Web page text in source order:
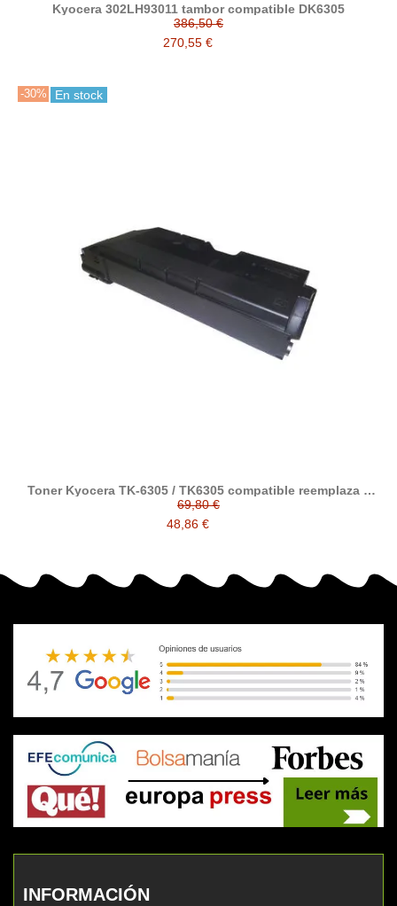
Kyocera 302LH93011 tambor compatible DK6305
386,50 €
270,55 €
-30% En stock
Toner Kyocera TK-6305 / TK6305 compatible reemplaza a
Kyocera 1T02LH0NL1
69,80 €
48,86 €
INFORMACIÓN